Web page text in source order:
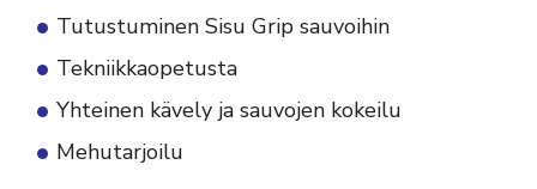
Tutustuminen Sisu Grip sauvoihin
Tekniikkaopetusta
Yhteinen kävely ja sauvojen kokeilu
Mehutarjoilu